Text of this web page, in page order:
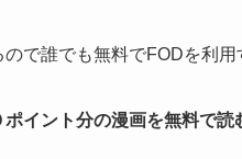
で誰でも無料でFODを利用
イント分の漫画を無料で読